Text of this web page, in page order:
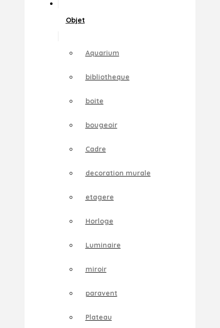
Objet
Aquarium
bibliotheque
boite
bougeoir
Cadre
decoration murale
etagere
Horloge
Luminaire
miroir
paravent
Plateau